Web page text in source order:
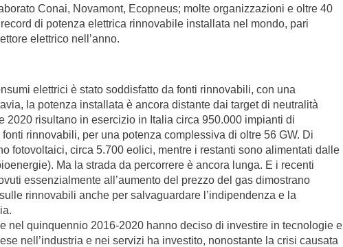
Conai, Novamont, Ecopneus; molte organizzazioni e oltre 40
record di potenza elettrica rinnovabile installata nel mondo, pari
elettrico nell’anno.
elettrici è stato soddisfatto da fonti rinnovabili, con una
la potenza installata è ancora distante dai target di neutralità
2020 risultano in esercizio in Italia circa 950.000 impianti di
rinnovabili, per una potenza complessiva di oltre 56 GW. Di
fotovoltaici, circa 5.700 eolici, mentre i restanti sono alimentati dalle
Ma la strada da percorrere è ancora lunga. E i recenti
essenzialmente all’aumento del prezzo del gas dimostrano
rinnovabili anche per salvaguardare l’indipendenza e la
nel quinquennio 2016-2020 hanno deciso di investire in tecnologie e
nell’industria e nei servizi ha investito, nonostante la crisi causata